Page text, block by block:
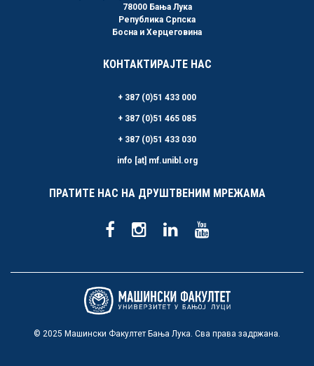
78000 Бања Лука
Република Српска
Босна и Херцеговина
КОНТАКТИРАЈТЕ НАС
+ 387 (0)51 433 000
+ 387 (0)51 465 085
+ 387 (0)51 433 030
info [at] mf.unibl.org
ПРАТИТЕ НАС НА ДРУШТВЕНИМ МРЕЖАМА
© 2025 Машински Факултет Бања Лука. Сва права задржана.